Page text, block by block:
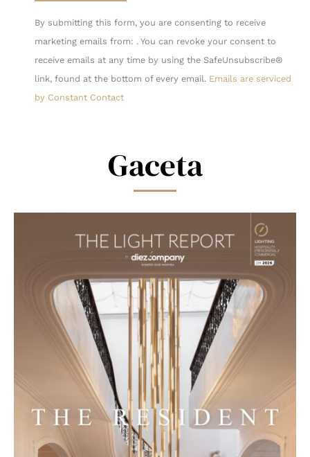
Constant
Contact
Use.
Please
leave
By submitting this form, you are consenting to receive
marketing emails from: . You can revoke your consent to
receive emails at any time by using the SafeUnsubscribe®
link, found at the bottom of every email. Emails are serviced
by Constant Contact
Gaceta